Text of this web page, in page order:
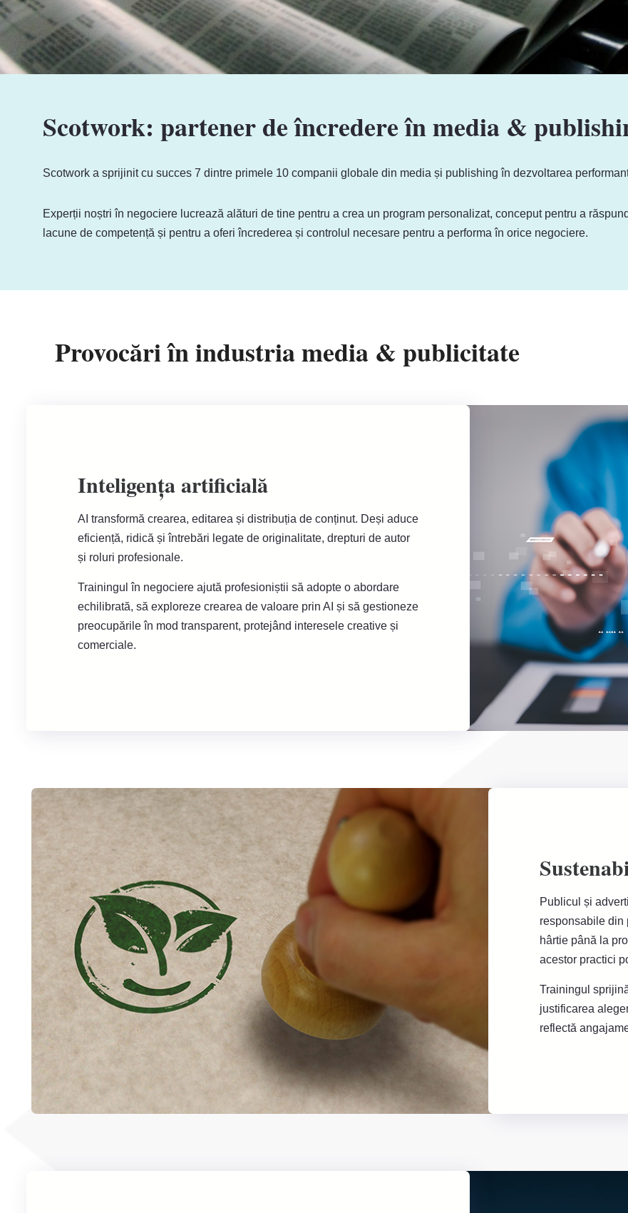
Scotwork: partener de încredere în media &
Scotwork a sprijinit cu succes 7 dintre primele 10 companii globale din media și publishing în dezvoltarea
Experții noștri în negociere lucrează alături de tine pentru a crea un program personalizat, conceput pentru a
lacune de competență și pentru a oferi încrederea și controlul necesare pentru a performa în orice negociere.
Provocări în industria media & publicitate
Inteligența artificială
AI transformă crearea, editarea și distribuția de conținut. Deși aduce
eficiență, ridică și întrebări legate de originalitate, drepturi de autor
și roluri profesionale.
Trainingul în negociere ajută profesioniștii să adopte o abordare
echilibrată, să exploreze crearea de valoare prin AI și să gestioneze
preocupările în mod transparent, protejând interesele creative și
comerciale.
Publicul și
responsabile din
hârtie până la
acestor practici
Trainingul
justificarea
reflectă